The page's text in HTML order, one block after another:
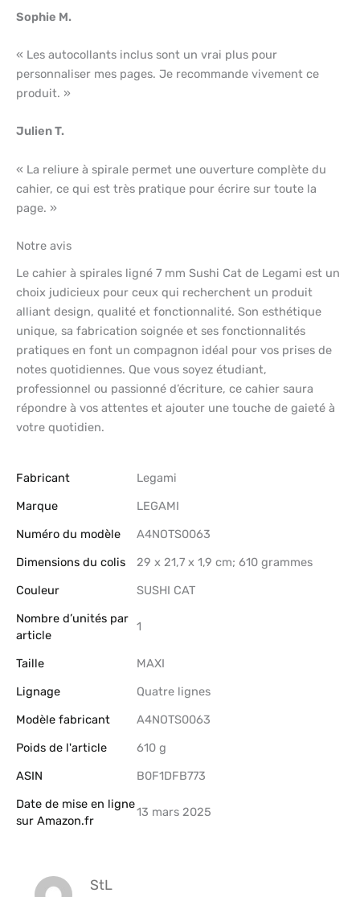
Sophie M.
« Les autocollants inclus sont un vrai plus pour
personnaliser mes pages. Je recommande vivement ce
produit. »
Julien T.
« La reliure à spirale permet une ouverture complète du
cahier, ce qui est très pratique pour écrire sur toute la
page. »
Notre avis
Le cahier à spirales ligné 7 mm Sushi Cat de Legami est un
choix judicieux pour ceux qui recherchent un produit
alliant design, qualité et fonctionnalité. Son esthétique
unique, sa fabrication soignée et ses fonctionnalités
pratiques en font un compagnon idéal pour vos prises de
notes quotidiennes. Que vous soyez étudiant,
professionnel ou passionné d’écriture, ce cahier saura
répondre à vos attentes et ajouter une touche de gaieté à
votre quotidien.
Fabricant
‎Legami
Marque
‎LEGAMI
Numéro du modèle
‎A4NOTS0063
Dimensions du colis
‎29 x 21,7 x 1,9 cm; 610 grammes
Couleur
‎SUSHI CAT
Nombre d’unités par
article
‎1
Taille
‎MAXI
Lignage
‎Quatre lignes
Modèle fabricant
‎A4NOTS0063
Poids de l'article
‎610 g
ASIN
B0F1DFB773
Date de mise en ligne
sur Amazon.fr
13 mars 2025
StL